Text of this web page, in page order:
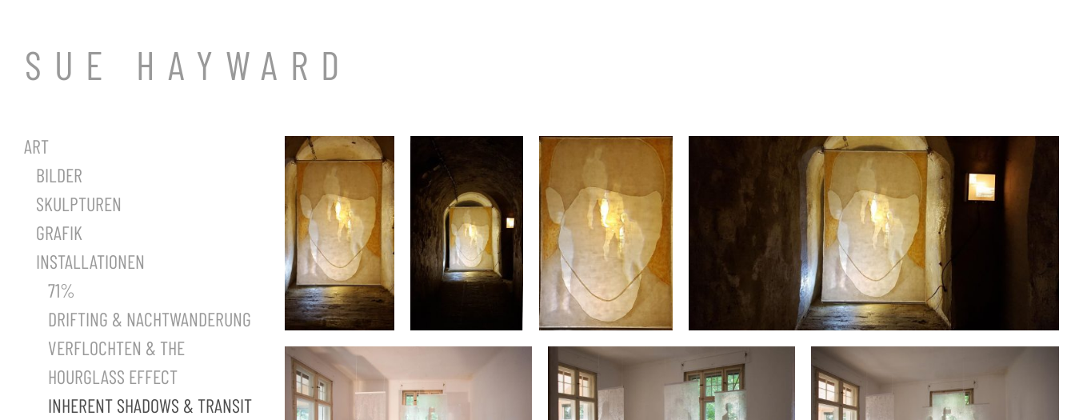
SUE HAYWARD
ART
BILDER
SKULPTUREN
GRAFIK
INSTALLATIONEN
71%
DRIFTING & NACHTWANDERUNG
VERFLOCHTEN & THE
HOURGLASS EFFECT
INHERENT SHADOWS & TRANSIT